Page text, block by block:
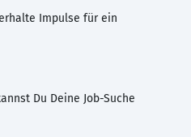
Impulse für ein
Du Deine Job-Suche